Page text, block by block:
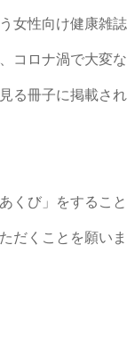
女性向け健康雑誌
コロナ渦で大変な
る冊子に掲載され
くび」をすること
だくことを願いま